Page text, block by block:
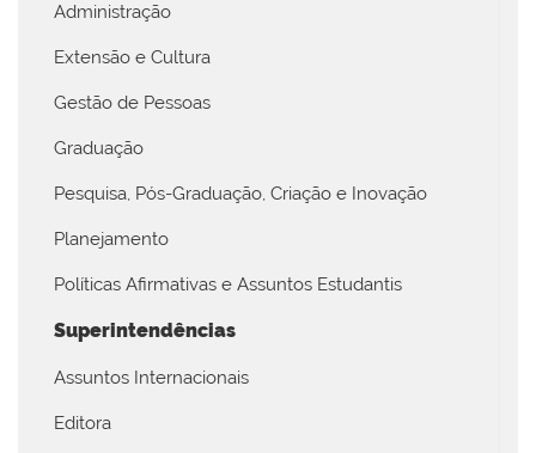
Administração
Extensão e Cultura
Gestão de Pessoas
Graduação
Pesquisa, Pós-Graduação, Criação e Inovação
Planejamento
Políticas Afirmativas e Assuntos Estudantis
Superintendências
Assuntos Internacionais
Editora